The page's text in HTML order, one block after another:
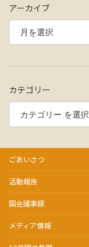
アーカイブ
カテゴリー
ごあいさつ
活動報告
国会議事録
メディア情報